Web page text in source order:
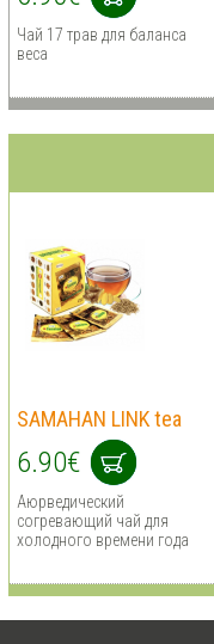
Чай 17 трав для баланса
веса
SAMAHAN LINK tea
6.90€
Аюрведический
согревающий чай для
холодного времени года